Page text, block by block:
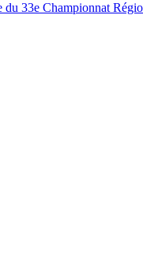
33e Championnat